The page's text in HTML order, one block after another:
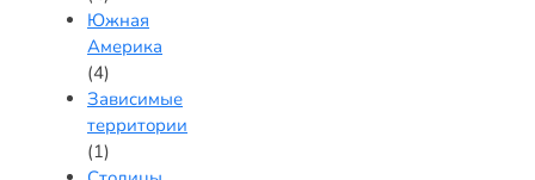
Южная
Америка
(4)
Зависимые
территории
(1)